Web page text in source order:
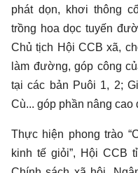
phát dọn, khơi thông
trồng hoa dọc tuyến
Chủ tịch Hội CCB xã,
làm đường, góp công
tại các bản Puôi 1, 2;
Cù... góp phần nâng cao
Thực hiện phong trào
kinh tế giỏi”, Hội CCB